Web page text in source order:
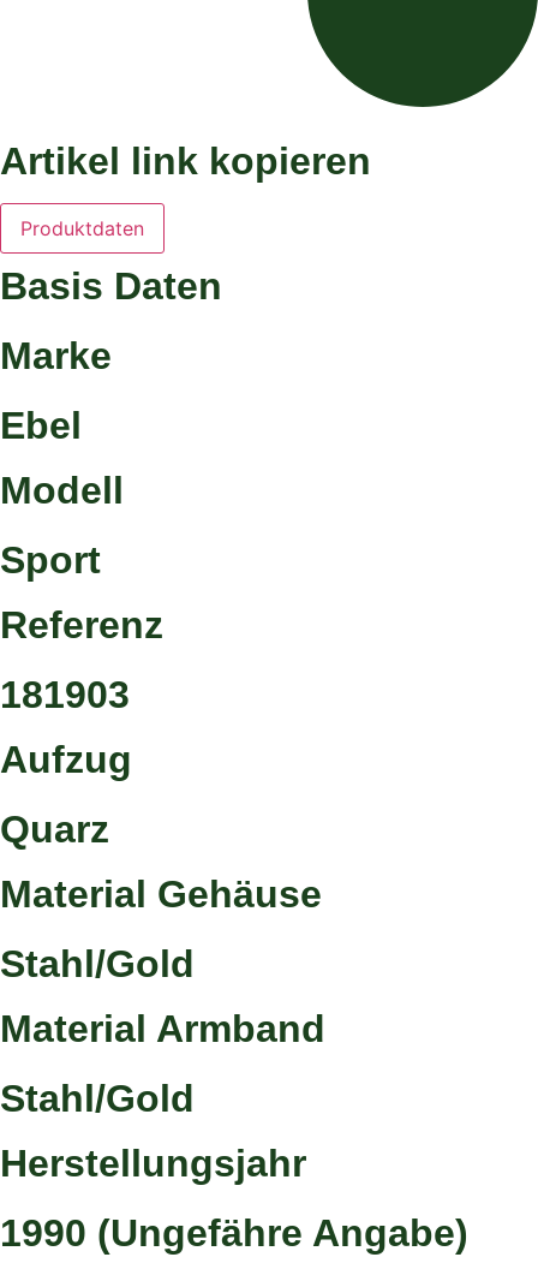
Artikel link kopieren
Produktdaten
Basis Daten
Marke
Ebel
Modell
Sport
Referenz
181903
Aufzug
Quarz
Material Gehäuse
Stahl/Gold
Material Armband
Stahl/Gold
Herstellungsjahr
1990 (Ungefähre Angabe)